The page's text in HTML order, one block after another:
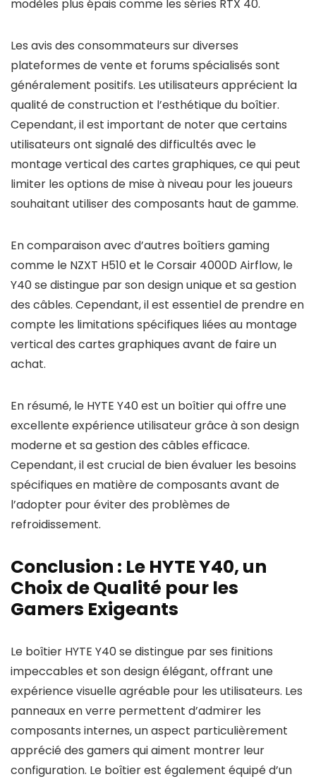
modèles plus épais comme les séries RTX 40.
Les avis des consommateurs sur diverses
plateformes de vente et forums spécialisés sont
généralement positifs. Les utilisateurs apprécient la
qualité de construction et l’esthétique du boîtier.
Cependant, il est important de noter que certains
utilisateurs ont signalé des difficultés avec le
montage vertical des cartes graphiques, ce qui peut
limiter les options de mise à niveau pour les joueurs
souhaitant utiliser des composants haut de gamme.
En comparaison avec d’autres boîtiers gaming
comme le NZXT H510 et le Corsair 4000D Airflow, le
Y40 se distingue par son design unique et sa gestion
des câbles. Cependant, il est essentiel de prendre en
compte les limitations spécifiques liées au montage
vertical des cartes graphiques avant de faire un
achat.
En résumé, le HYTE Y40 est un boîtier qui offre une
excellente expérience utilisateur grâce à son design
moderne et sa gestion des câbles efficace.
Cependant, il est crucial de bien évaluer les besoins
spécifiques en matière de composants avant de
l’adopter pour éviter des problèmes de
refroidissement.
Conclusion : Le HYTE Y40, un
Choix de Qualité pour les
Gamers Exigeants
Le boîtier HYTE Y40 se distingue par ses finitions
impeccables et son design élégant, offrant une
expérience visuelle agréable pour les utilisateurs. Les
panneaux en verre permettent d’admirer les
composants internes, un aspect particulièrement
apprécié des gamers qui aiment montrer leur
configuration. Le boîtier est également équipé d’un